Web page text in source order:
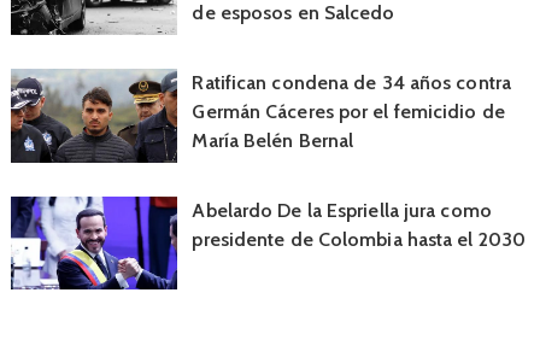
de esposos en Salcedo
Ratifican condena de 34 años contra
Germán Cáceres por el femicidio de
María Belén Bernal
Abelardo De la Espriella jura como
presidente de Colombia hasta el 2030